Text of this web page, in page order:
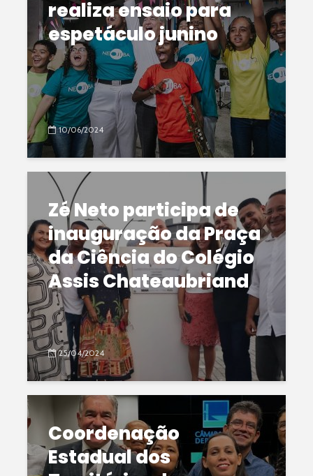
realiza ensaio para
espetáculo junino
10/06/2024
Zé Neto participa de
inauguração da Praça
da Ciência do Colégio
Assis Chateaubriand
25/04/2024
Coordenação
Estadual dos